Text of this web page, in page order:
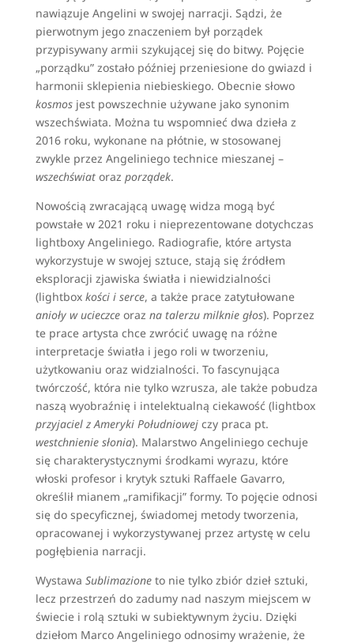
nawiązuje Angelini w swojej narracji. Sądzi, że
pierwotnym jego znaczeniem był porządek
przypisywany armii szykującej się do bitwy. Pojęcie
„porządku” zostało później przeniesione do gwiazd i
harmonii sklepienia niebieskiego. Obecnie słowo
kosmosjest powszechnie używane jako synonim
wszechświata. Można tu wspomnieć dwa dzieła z
2016 roku, wykonane na płótnie, w stosowanej
zwykle przez Angeliniego technice mieszanej –
wszechświat oraz porządek.
Nowością zwracającą uwagę widza mogą być
powstałe w 2021 roku i nieprezentowane dotychczas
lightboxy Angeliniego. Radiografie, które artysta
wykorzystuje w swojej sztuce, stają się źródłem
eksploracji zjawiska światła i niewidzialności
(lightboxkości i serce, a także prace zatytułowane
anioły w ucieczce oraz na talerzu milknie głos). Poprzez
te prace artysta chce zwrócić uwagę na różne
interpretacje światła i jego roli w tworzeniu,
użytkowaniu oraz widzialności. To fascynująca
twórczość, która nie tylko wzrusza, ale także pobudza
naszą wyobraźnię i intelektualną ciekawość (lightbox
przyjaciel z Ameryki Południowejczy praca pt.
westchnienie słonia). Malarstwo Angeliniego cechuje
się charakterystycznymi środkami wyrazu, które
włoski profesor i krytyk sztuki Raffaele Gavarro,
określił mianem „ramifikacji” formy. To pojęcie odnosi
się do specyficznej, świadomej metody tworzenia,
opracowanej i wykorzystywanej przez artystę w celu
pogłębienia narracji.
Wystawa Sublimazioneto nie tylko zbiór dzieł sztuki,
lecz przestrzeń do zadumy nad naszym miejscem w
świecie i rolą sztuki w subiektywnym życiu. Dzięki
dziełom Marco Angeliniego odnosimy wrażenie, że